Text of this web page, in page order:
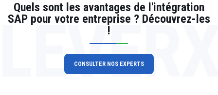
Quels sont les avantages de l'intégration
SAP pour votre entreprise ? Découvrez-les
!
CONSULTER NOS EXPERTS